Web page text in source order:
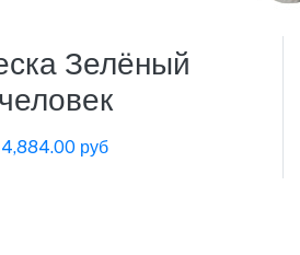
Зелёный
человек
4,884.00 руб